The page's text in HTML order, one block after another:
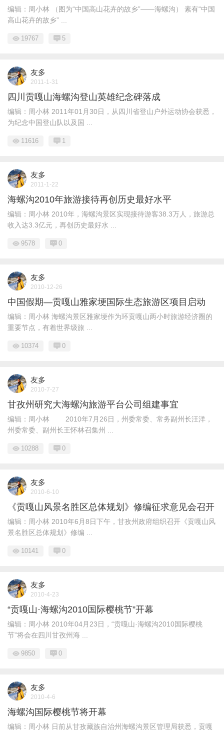
编辑：周小林 （图为“中国高山花卉的故乡”——海螺沟） 素有“中国
高山花卉的故乡” ...
19767 5
友多
2011-1-31
四川贡嘎山海螺沟登山英雄纪念碑落成
编辑：周小林 2011年01月30日，从四川省登山户外运动协会获悉，
为纪念中国登山队以及国 ...
11616 1
友多
2011-1-22
海螺沟2010年旅游接待再创历史最好水平
编辑：周小林 2010年，海螺沟景区实现接待游客38.3万人，旅游总
收入达3.3亿元，再创历史最好水 ...
9578 0
友多
2010-12-26
中国假期—贡嘎山雅家埂国际生态旅游区项目启动
编辑：周小林 海螺沟景区雅家埂作为环贡嘎山两小时旅游经济圈的
重要节点，有着世界级旅 ...
10374 0
友多
2010-7-27
甘孜州研究大海螺沟旅游平台公司组建事宜
编辑：周小林 2010年7月26日，州委常委、常务副州长汪洋，
州委常委、副州长王怀林召集州 ...
10288 0
友多
2010-6-10
《贡嘎山风景名胜区总体规划》修编征求意见会召开
编辑：周小林 2010年6月8日下午，甘孜州政府组织召开《贡嘎山风
景名胜区总体规划》修编 ...
10141 0
友多
2010-4-23
“贡嘎山·海螺沟2010国际樱桃节”开幕
编辑：周小林 2010年04月23日，“贡嘎山·海螺沟2010国际樱桃
节”将会在四川甘孜州海 ...
9850 0
友多
2010-4-6
海螺沟国际樱桃节将开幕
编辑：周小林 日前从甘孜藏族自治州海螺沟景区管理局获悉，贡嘎